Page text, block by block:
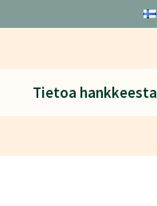
Tietoa hankkeesta